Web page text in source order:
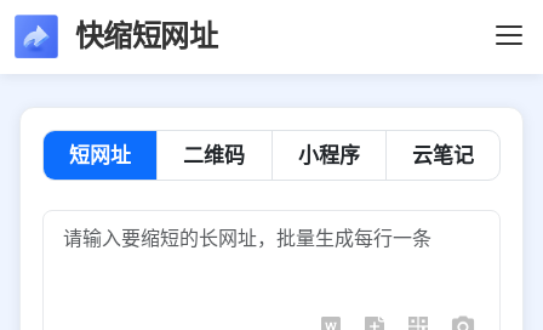
快缩短网址
短网址 二维码 小程序 云笔记